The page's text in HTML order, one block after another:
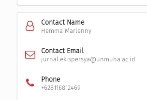
Contact Name
Hemma Marlenny
Contact Email
jurnal.ekispersya@unmuha.ac.id
Phone
+628116812469